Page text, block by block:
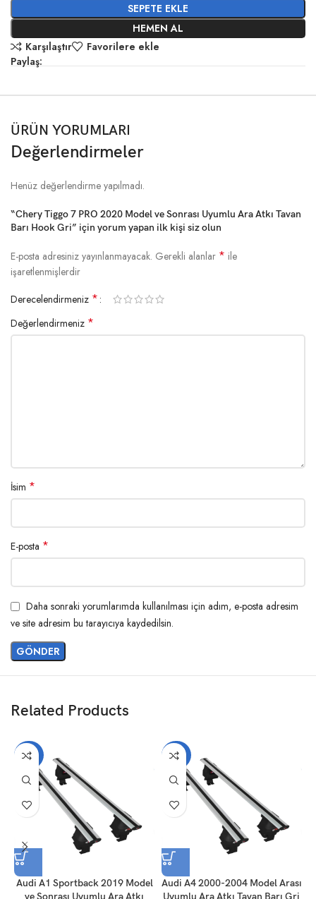
SEPETE EKLE
HEMEN AL
Karşılaştır
Favorilere ekle
Paylaş:
ÜRÜN YORUMLARI
Değerlendirmeler
Henüz değerlendirme yapılmadı.
“Chery Tiggo 7 PRO 2020 Model ve Sonrası Uyumlu Ara Atkı Tavan
Barı Hook Gri” için yorum yapan ilk kişi siz olun
E-posta adresiniz yayınlanmayacak. Gerekli alanlar * ile
işaretlenmişlerdir
Derecelendirmeniz *
Değerlendirmeniz *
İsim *
E-posta *
Daha sonraki yorumlarımda kullanılması için adım, e-posta adresim
ve site adresim bu tarayıcıya kaydedilsin.
Related Products
-20%
Audi A1 Sportback 2019 Model
-20%
Audi A4 2000-2004 Model Arası